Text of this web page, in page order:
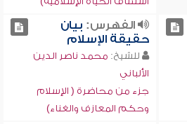
الفهرس: بيان
حقيقة الإسلام
للشيخ: محمد ناصر الدين
الألباني
جزء من محاضرة ( الإسلام
وحكم المعازف والغناء)